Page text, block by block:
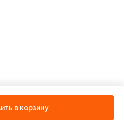
в корзину